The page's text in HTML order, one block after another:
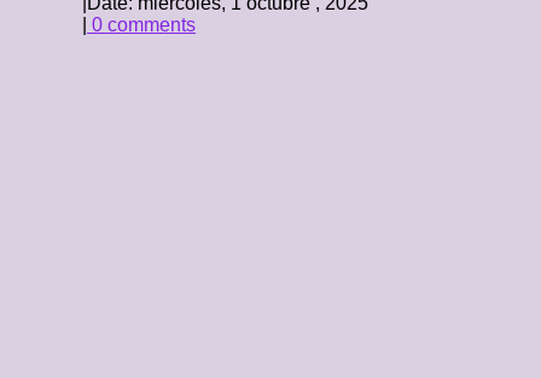
0 comments